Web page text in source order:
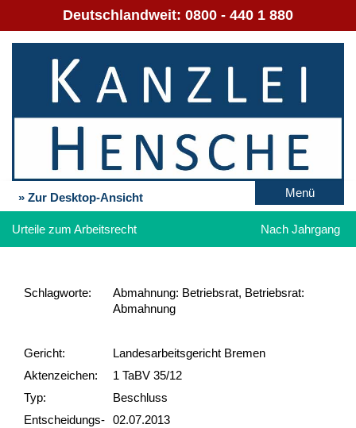
Deutschlandweit: 0800 - 440 1 880
» Zur Desktop-Ansicht Menü
Urteile zum Arbeitsrecht Nach Jahrgang
Schlag­worte:
Abmahnung: Betriebsrat, Betriebsrat:
Abmahnung
Gericht:
Landesarbeitsgericht Bremen
Akten­zeichen:
1 TaBV 35/12
Typ:
Beschluss
Ent­scheid­ungs­ 02.07.2013